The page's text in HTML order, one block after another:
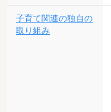
子育て関連の独自の
取り組み